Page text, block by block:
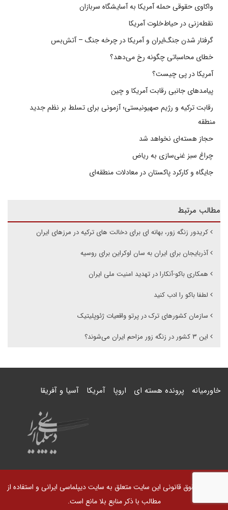
واکاوی حقوقی حمله آمریکا به آسایشگاه سربازان
نقطه‌زنی در حیاط‌خلوت آمریکا
گرفتار شدن جنگ‌ایران و آمریکا در چرخه جنگ – آتش‌بس
خطای محاسباتی چگونه رخ می‌دهد؟
آمریکا در پی چیست؟
پیامدهای جانبی رقابت آمریکا و چین
رقابت ترکیه و رژیم صهیونیستی؛ آزمونی برای تسلط بر نظم جدید
منطقه
حجاز هسته‌ای نخواهد شد
چراغ سبز غنی‌سازی به ریاض
جایگاه و کارکرد پاکستان در معادلات منطقه‌ای
مطالب مرتبط
کریدور زنگه زور، بهانه ای برای دخالت های ترکیه در مرزهای ایران
آذربایجان برای ایران به سان اوکراین برای روسیه
همکاری باکو-آنکارا در تهدید امنیت ملی ایران
لطفا باکو را ادب کنید
سازمان کشورهای ترک در پرتو واقعیات ژئوپلیتیک
این ۳ کشور در زنگه زور مزاحم ایران می‌شوند؟
خاورمیانه پرونده هسته ای اروپا آمریکا آسیا و آفریقا
© کلیه حقوق قانونی این سایت متعلق به سایت دیپلماسی ایرانی و استفاده از
مطالب با ذکر منابع بلا مانع است.